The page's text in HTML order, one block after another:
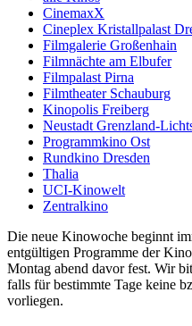
CinemaxX
Cineplex Kristallpalast
Filmgalerie Großenhain
Filmnächte am Elbufer
Filmpalast Pirna
Filmtheater Schauburg
Kinopolis Freiberg
Neustadt Grenzland-
Programmkino Ost
Rundkino Dresden
Thalia
UCI-Kinowelt
Zentralkino
Die neue Kinowoche beginnt
entgültigen Programme der
Montag abend davor fest. Wir
falls für bestimmte Tage keine
vorliegen.